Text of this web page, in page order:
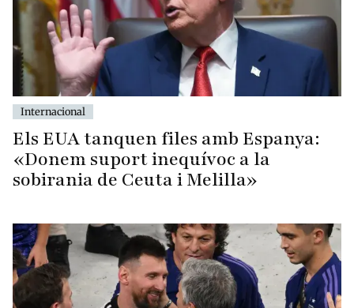
Internacional
Els EUA tanquen files amb Espanya:
«Donem suport inequívoc a la
sobirania de Ceuta i Melilla»